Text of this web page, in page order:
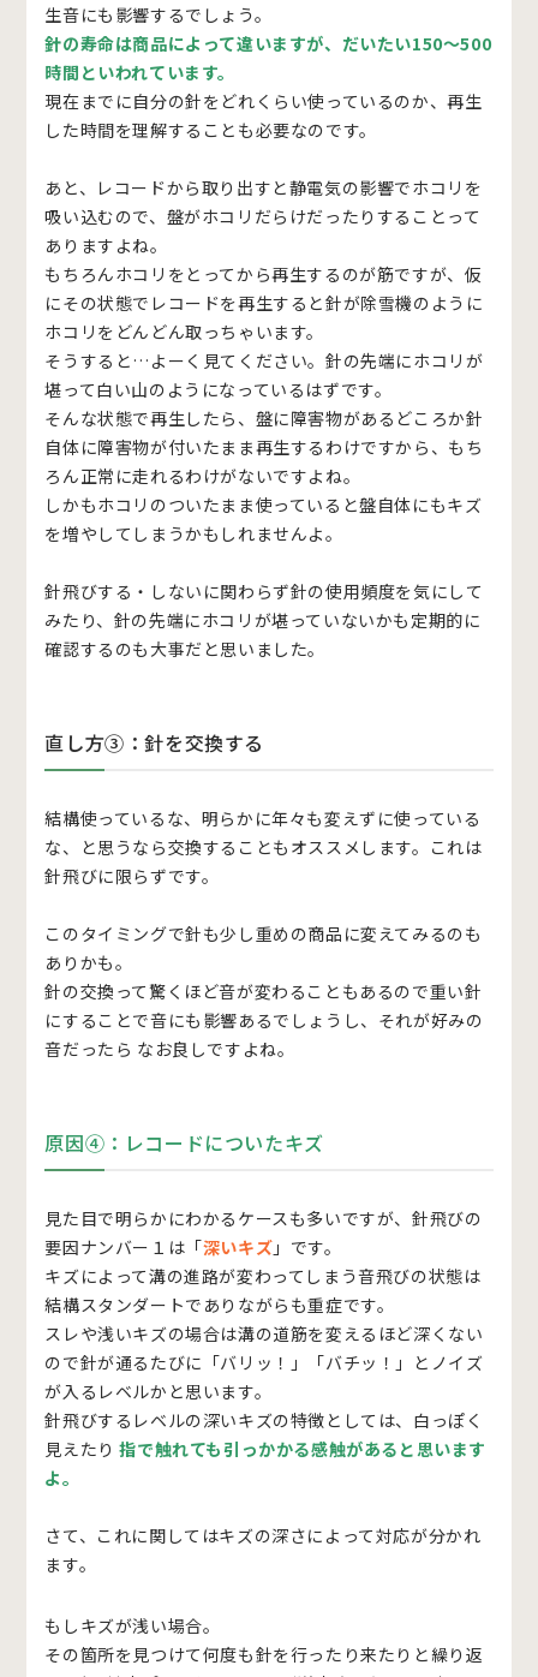
生音にも影響するでしょう。
針の寿命は商品によって違いますが、だいたい150～500
時間といわれています。
現在までに自分の針をどれくらい使っているのか、再生
した時間を理解することも必要なのです。
あと、レコードから取り出すと静電気の影響でホコリを
吸い込むので、盤がホコリだらけだったりすることって
ありますよね。
もちろんホコリをとってから再生するのが筋ですが、仮
にその状態でレコードを再生すると針が除雪機のように
ホコリをどんどん取っちゃいます。
そうすると…よーく見てください。針の先端にホコリが
堪って白い山のようになっているはずです。
そんな状態で再生したら、盤に障害物があるどころか針
自体に障害物が付いたまま再生するわけですから、もち
ろん正常に走れるわけがないですよね。
しかもホコリのついたまま使っていると盤自体にもキズ
を増やしてしまうかもしれませんよ。
針飛びする・しないに関わらず針の使用頻度を気にして
みたり、針の先端にホコリが堪っていないかも定期的に
確認するのも大事だと思いました。
直し方③：針を交換する
結構使っているな、明らかに年々も変えずに使っている
な、と思うなら交換することもオススメします。これは
針飛びに限らずです。
このタイミングで針も少し重めの商品に変えてみるのも
ありかも。
針の交換って驚くほど音が変わることもあるので重い針
にすることで音にも影響あるでしょうし、それが好みの
音だったら なお良しですよね。
原因④：レコードについたキズ
見た目で明らかにわかるケースも多いですが、針飛びの
要因ナンバー１は「深いキズ 」です。
キズによって溝の進路が変わってしまう音飛びの状態は
結構スタンダートでありながらも重症です。
スレや浅いキズの場合は溝の道筋を変えるほど深くない
ので針が通るたびに「バリッ！」「バチッ！」とノイズ
が入るレベルかと思います。
針飛びするレベルの深いキズの特徴としては、白っぽく
見えたり指で触れても引っかかる感触があると思います
よ。
さて、これに関してはキズの深さによって対応が分かれ
ます。
もしキズが浅い場合。
その箇所を見つけて何度も針を行ったり来たりと繰り返